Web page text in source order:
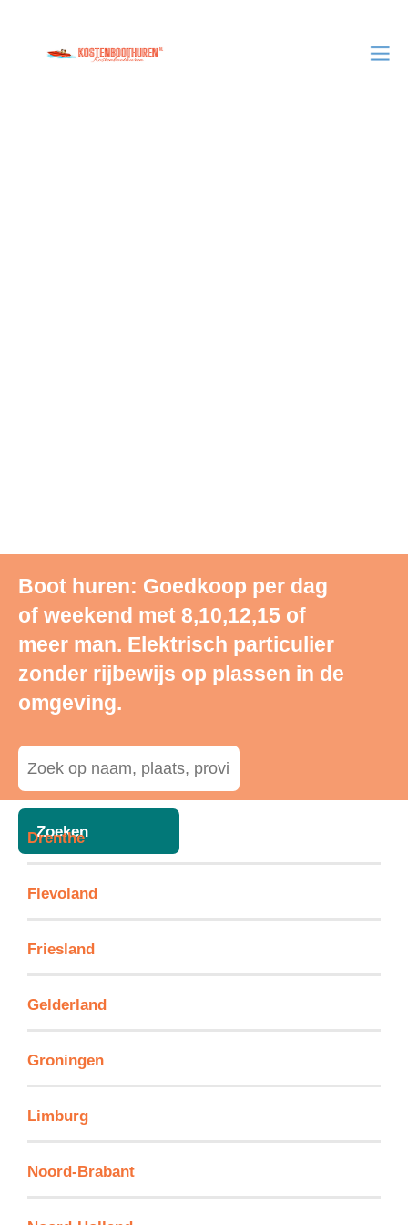
Boot huren: Goedkoop per dag
of weekend met 8,10,12,15 of
meer man. Elektrisch particulier
zonder rijbewijs op plassen in de
omgeving.
Zoeken
Drenthe
Flevoland
Friesland
Gelderland
Groningen
Limburg
Noord-Brabant